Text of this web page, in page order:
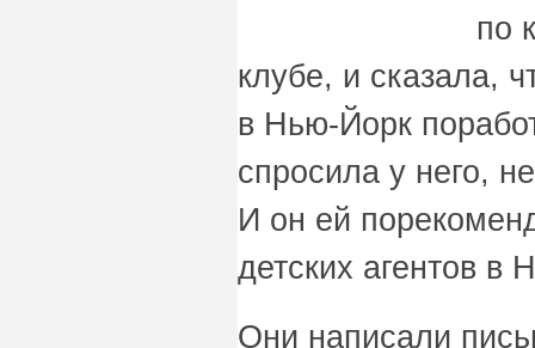
по
клубе, и сказала,
в Нью-Йорк
спросила у него,
И он ей
детских агентов в
Они написали